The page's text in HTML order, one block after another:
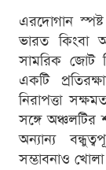
এরদোগান
ভারত কিংবা
সামরিক জোট
একটি
নিরাপত্তা
সঙ্গে অঞ্চলটির
অন্যান্য
সম্ভাবনাও